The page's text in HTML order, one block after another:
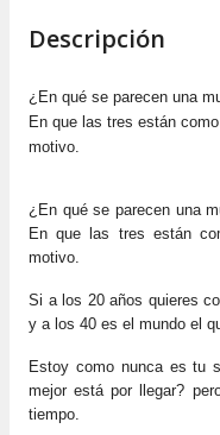
Descripción
¿En qué se parecen una
En que las tres están
motivo.
¿En qué se parecen una
En que las tres están
motivo.
Si a los 20 años quieres
y a los 40 es el mundo el
Estoy como nunca es tu
mejor está por llegar?
tiempo.